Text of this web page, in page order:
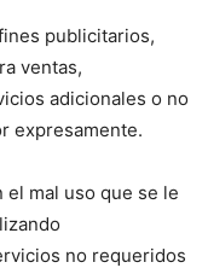
publicitarios,
ventas,
adicionales o no
expresamente.
el mal uso que se le
no requeridos